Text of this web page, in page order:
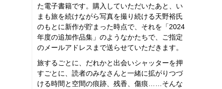
た電子書籍です。購入していただいたあと、い
まも旅を続けながら写真を撮り続ける天野裕氏
のもとに新作が貯まった時点で、それを「2024
年度の追加作品集」のようなかたちで、ご指定
のメールアドレスまで送らせていただきます。
旅するごとに、だれかと出会いシャッターを押
すごとに、読者のみなさんと一緒に拡がりつづ
ける時間と空間の痕跡、残香、傷痕……そんな